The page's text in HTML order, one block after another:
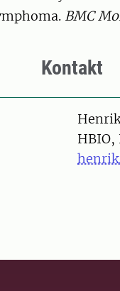
BMC
Kontakt
Person